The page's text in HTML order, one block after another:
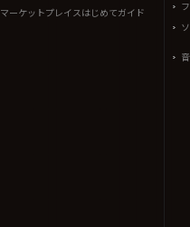
マーケットプレイスはじめてガイド